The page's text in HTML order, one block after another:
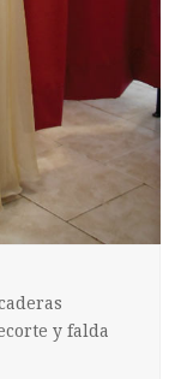
y falda